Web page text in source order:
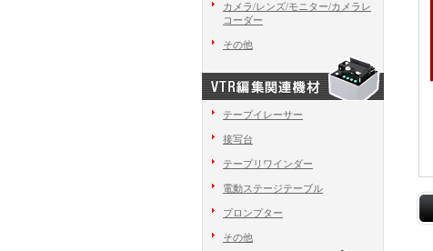
カメラ/レンズ/モニター/カメラレ
コーダー
その他
テープイレーサー
接写台
テープリワインダー
電動ステージテーブル
プロンプター
その他